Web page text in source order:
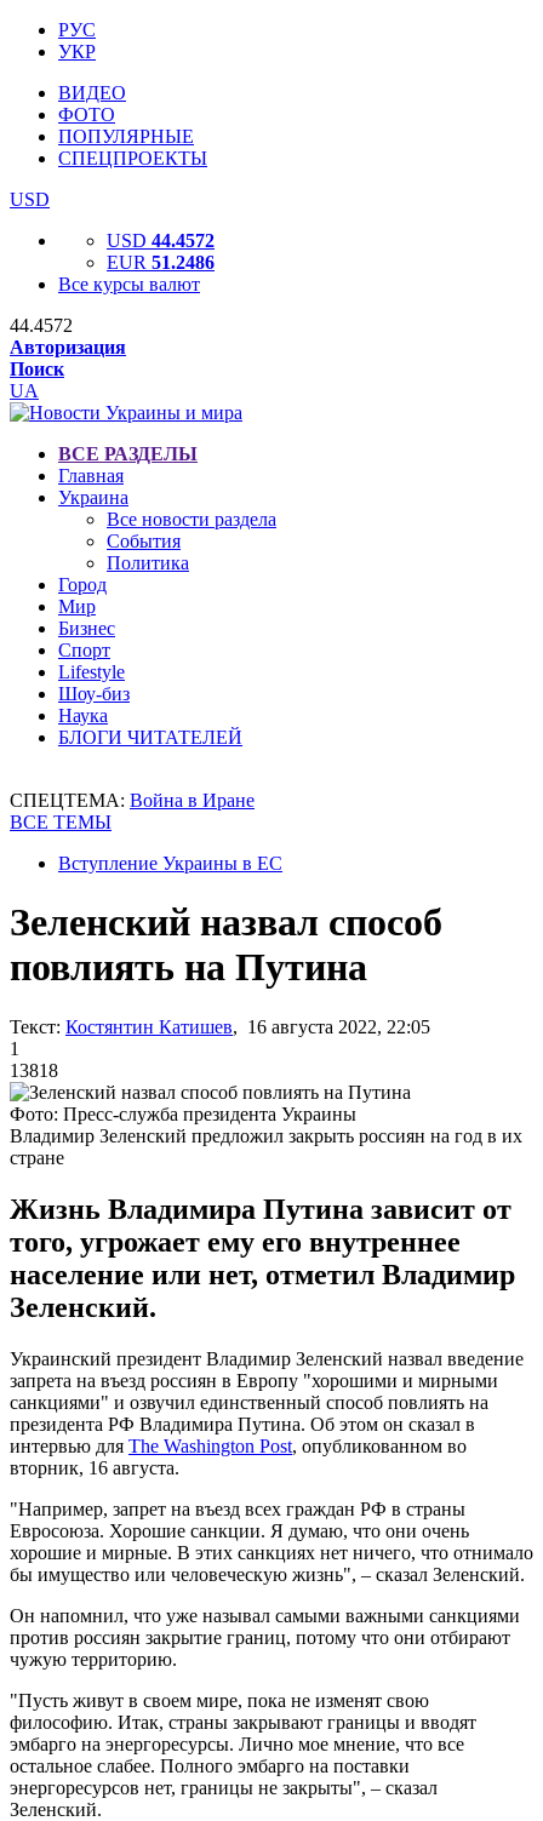
РУС
УКР
ВИДЕО
ФОТО
ПОПУЛЯРНЫЕ
СПЕЦПРОЕКТЫ
USD
USD 44.4572
EUR 51.2486
Все курсы валют
44.4572
Авторизация
Поиск
UA
ВСЕ РАЗДЕЛЫ
Главная
Украина
Все новости раздела
События
Политика
Город
Мир
Бизнес
Спорт
Lifestyle
Шоу-биз
Наука
БЛОГИ ЧИТАТЕЛЕЙ
СПЕЦТЕМА: Война в Иране
ВСЕ ТЕМЫ
Вступление Украины в ЕС
Зеленский назвал способ
повлиять на Путина
Текст: Костянтин Катишев, 16 августа 2022, 22:05
1
13818
Фото: Пресс-служба президента Украины
Владимир Зеленский предложил закрыть россиян на год в их
стране
Жизнь Владимира Путина зависит от
того, угрожает ему его внутреннее
население или нет, отметил Владимир
Зеленский.
Украинский президент Владимир Зеленский назвал введение
запрета на въезд россиян в Европу "хорошими и мирными
санкциями" и озвучил единственный способ повлиять на
президента РФ Владимира Путина. Об этом он сказал в
интервью для The Washington Post, опубликованном во
вторник, 16 августа.
"Например, запрет на въезд всех граждан РФ в страны
Евросоюза. Хорошие санкции. Я думаю, что они очень
хорошие и мирные. В этих санкциях нет ничего, что отнимало
бы имущество или человеческую жизнь", – сказал Зеленский.
Он напомнил, что уже называл самыми важными санкциями
против россиян закрытие границ, потому что они отбирают
чужую территорию.
"Пусть живут в своем мире, пока не изменят свою
философию. Итак, страны закрывают границы и вводят
эмбарго на энергоресурсы. Лично мое мнение, что все
остальное слабее. Полного эмбарго на поставки
энергоресурсов нет, границы не закрыты", – сказал
Зеленский.